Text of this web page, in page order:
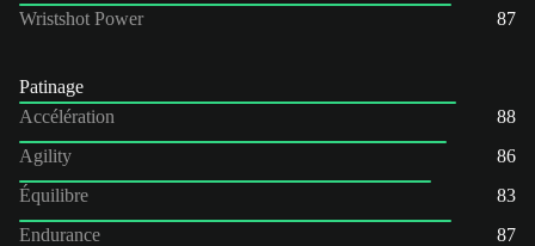
Wristshot Power
87
Patinage
Accélération
88
Agility
86
Équilibre
83
Endurance
87